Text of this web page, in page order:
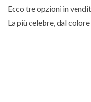
Ecco tre opzioni in
La più celebre, dal